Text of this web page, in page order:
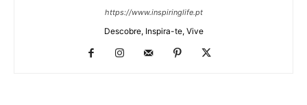
https://www.inspiringlife.pt
Descobre, Inspira-te, Vive